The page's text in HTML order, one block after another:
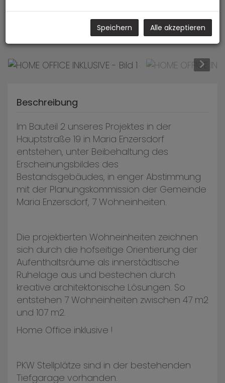
Beschreibung
Im Bauteil 2 unseres Projektes in der
Hauptstraße 19 in Maria Enzersdorf
entstehen, unter Beibehaltung des
Erscheinungsbildes des
Bestandsgebäudes, in enger Abstimmung
mit der Planungskommission der Gemeinde
Maria Enzersdorf, 7 Wohneinheiten.
Die projektierten Wohneinheiten zeichnen
sich durch die hofseitige Orientierung der
Aufenthaltsräume als innerstädtische
Ruhelage aus und bestechen durch
kreative architektonische Lösungen. So
entstehen 7 Wohneinheiten zwischen 47 m2
und 107 m2.
Home Office inklusive !
PKW Stellplätze sind in der bestehenden
Tiefgarage vorhanden.
Speichern Alle akzeptieren